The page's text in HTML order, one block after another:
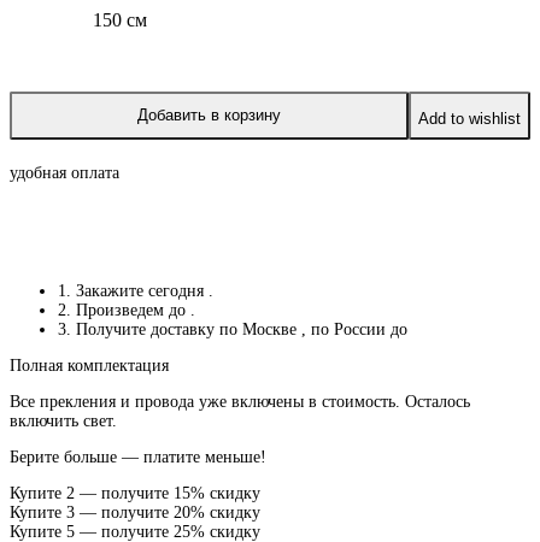
150 см
Добавить в корзину Add to wishlist
удобная оплата
1. Закажите сегодня
2. Произведем до
3. Получите доставку по Москве
, по России до
Полная комплектация
Все прекления и провода уже включены в стоимость. Осталось
включить свет.
Берите больше — платите меньше!
Купите 2 — получите 15% скидку
Купите 3 — получите 20% скидку
Купите 5 — получите 25% скидку